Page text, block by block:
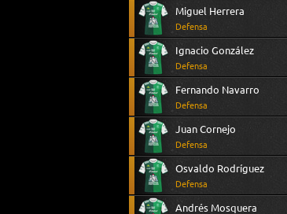
Miguel Herrera
Defensa
Ignacio González
Defensa
Fernando Navarro
Defensa
Juan Cornejo
Defensa
Osvaldo Rodríguez
Defensa
Andrés Mosquera